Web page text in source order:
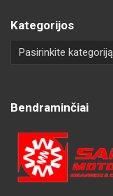
Kategorijos
Bendraminčiai